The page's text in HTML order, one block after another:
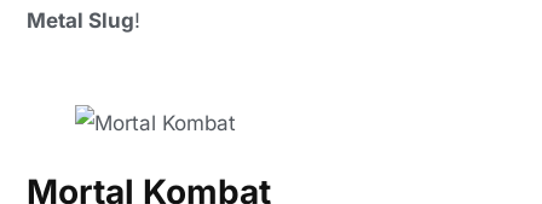
Metal Slug!
Mortal Kombat